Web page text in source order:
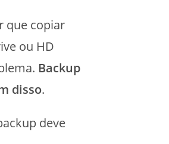
que copiar
ou HD
Backup
disso.
deve